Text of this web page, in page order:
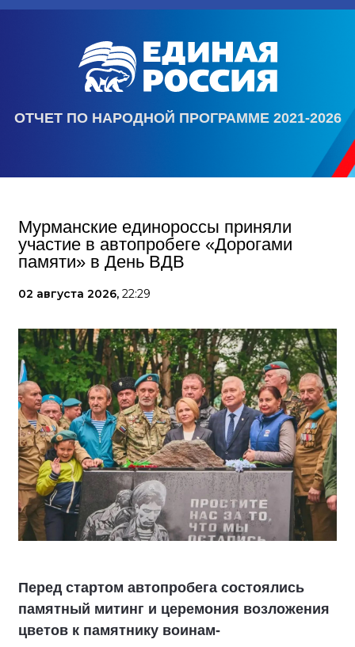
ОТЧЕТ ПО НАРОДНОЙ ПРОГРАММЕ 2021-2026
Мурманские единороссы приняли
участие в автопробеге «Дорогами
памяти» в День ВДВ
02 августа 2026, 22:29
Перед стартом автопробега состоялись
памятный митинг и церемония возложения
цветов к памятнику воинам-